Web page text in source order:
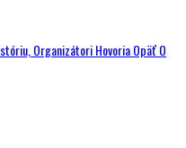
Organizátori Hovoria Opäť O